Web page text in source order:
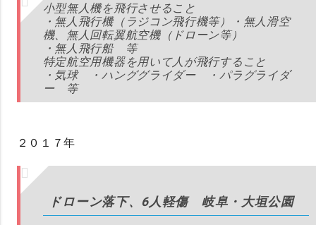
小型無人機を飛行させること
・無人飛行機（ラジコン飛行機等）・無人滑空
機、無人回転翼航空機（ドローン等）
・無人飛行船 等
特定航空用機器を用いて人が飛行すること
・気球 ・ハンググライダー ・パラグライダ
ー 等
２０１７年
ドローン落下、6人軽傷 岐阜・大垣公園